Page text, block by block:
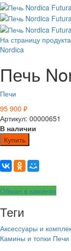
На страницу продукта
Nordica
Печь
Печи
95 900 ₽
Артикул: 00000651
В наличии
Купить
Обман в каминах
Теги
Аксессуары и
Камины и топки Печи